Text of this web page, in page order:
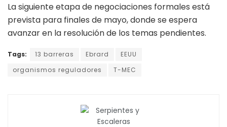
La siguiente etapa de negociaciones formales está
prevista para finales de mayo, donde se espera
avanzar en la resolución de los temas pendientes.
Tags: 13 barreras Ebrard
EEUU
organismos reguladores
T-MEC